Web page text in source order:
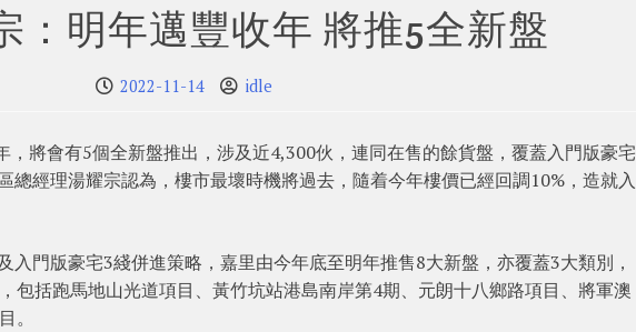
：明年邁豐收年 將推5全新盤
2022-11-14 idle
將會有5個全新盤推出，涉及近4,300伙，連同在售的餘貨盤，覆蓋入門版豪宅
總經理湯耀宗認為，樓市最壞時機將過去，隨着今年樓價已經回調10%，造就入
入門版豪宅3綫併進策略，嘉里由今年底至明年推售8大新盤，亦覆蓋3大類別，
包括跑馬地山光道項目、黃竹坑站港島南岸第4期、元朗十八鄉路項目、將軍澳
。